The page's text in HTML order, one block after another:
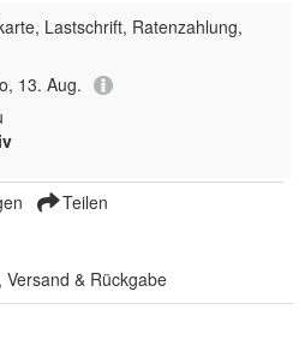
Lastschrift, Ratenzahlung,
13. Aug.
Teilen
Versand & Rückgabe